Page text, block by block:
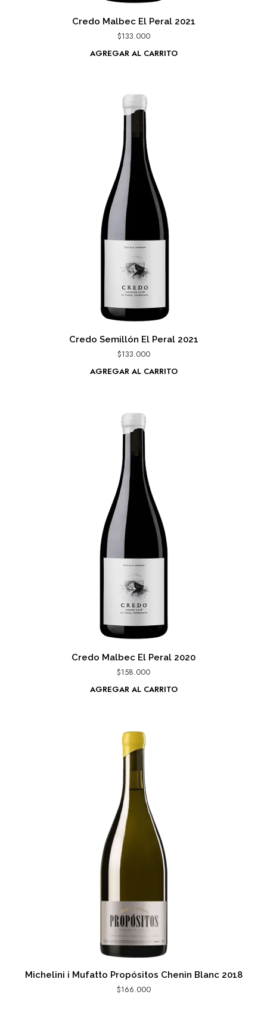
Credo Malbec El Peral 2021
$133.000
AGREGAR AL CARRITO
Credo Semillón El Peral 2021
$133.000
AGREGAR AL CARRITO
Credo Malbec El Peral 2020
$158.000
AGREGAR AL CARRITO
Michelini i Mufatto Propósitos Chenin Blanc 2018
$166.000